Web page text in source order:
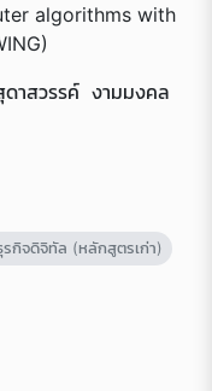
algorithms with
ดาสวรรค์ งามมงคล
รกิจดิจิทัล (หลักสูตรเก่า)